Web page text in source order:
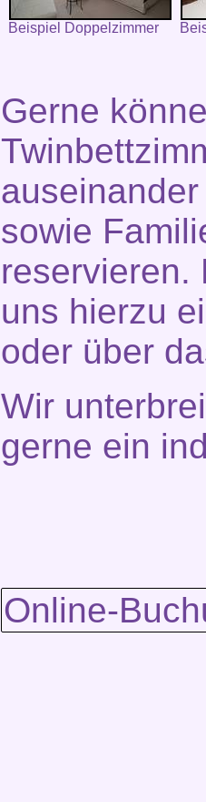
Beispiel Doppelzimmer
Gerne
sowie
reservieren.
uns hierzu
oder über
Wir
gerne ein
Online-